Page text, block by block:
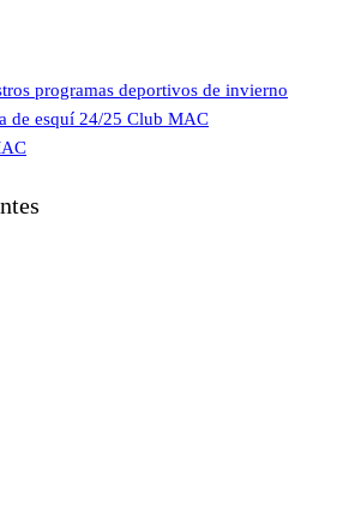
programas deportivos de invierno
de esquí 24/25 Club MAC